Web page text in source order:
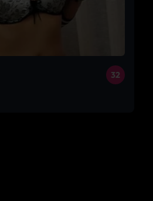
32